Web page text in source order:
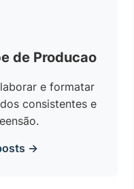
de Producao
e formatar
consistentes e
→